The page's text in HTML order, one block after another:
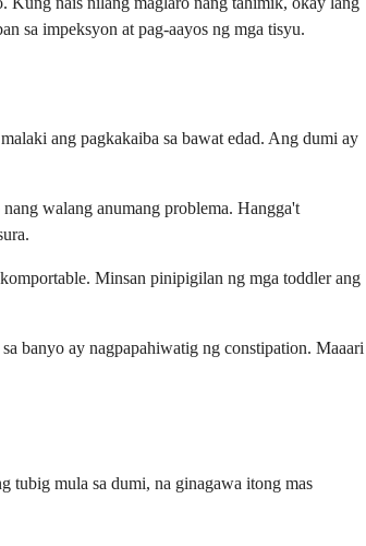
sa impeksyon at pag-aayos ng mga tisyu.
ang pagkakaiba sa bawat edad. Ang dumi ay
walang anumang problema. Hangga't
Minsan pinipigilan ng mga toddler ang
banyo ay nagpapahiwatig ng constipation. Maaari
tubig mula sa dumi, na ginagawa itong mas